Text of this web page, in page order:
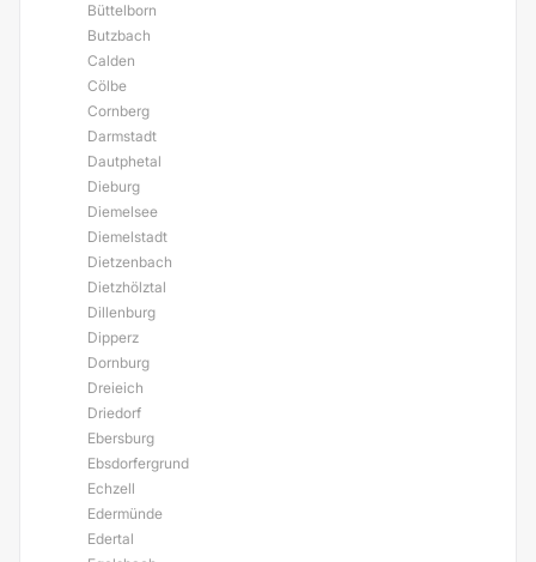
Büttelborn
Butzbach
Calden
Cölbe
Cornberg
Darmstadt
Dautphetal
Dieburg
Diemelsee
Diemelstadt
Dietzenbach
Dietzhölztal
Dillenburg
Dipperz
Dornburg
Dreieich
Driedorf
Ebersburg
Ebsdorfergrund
Echzell
Edermünde
Edertal